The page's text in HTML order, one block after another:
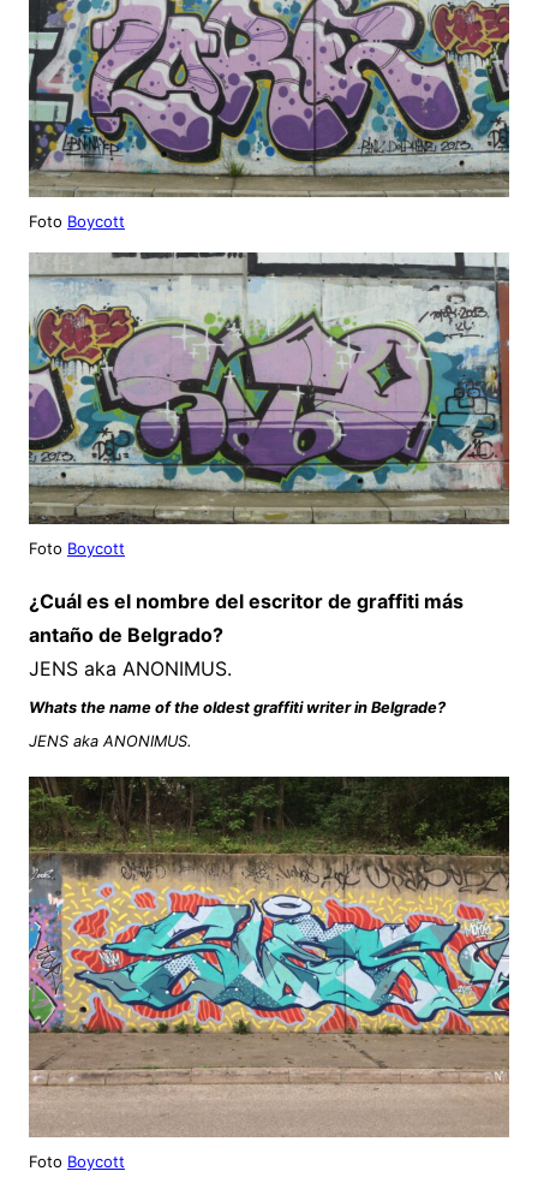
Foto Boycott
Foto Boycott
¿Cuál es el nombre del escritor de graffiti más
antaño de Belgrado?
JENS aka ANONIMUS.
Whats the name of the oldest graffiti writer in Belgrade?
JENS aka ANONIMUS.
Foto Boycott